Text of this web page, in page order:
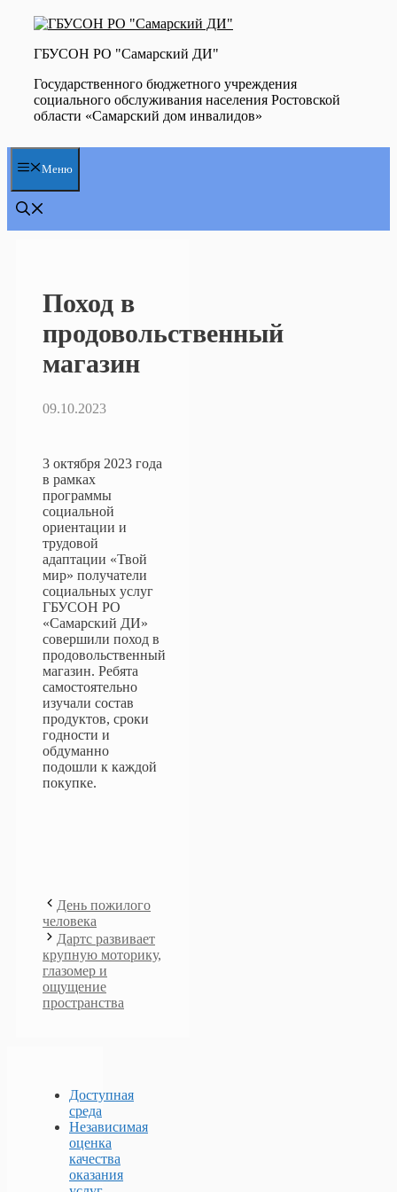
Перейти
содержимому
ГБУСОН РО "Самарский ДИ"
Государственного бюджетного учреждения
социального обслуживания населения Ростовской
области «Самарский дом инвалидов»
Меню
Поход в
продовольственный
магазин
09.10.2023
3 октября 2023 года
в рамках
программы
социальной
ориентации и
трудовой
адаптации «Твой
мир» получатели
социальных услуг
ГБУСОН РО
«Самарский ДИ»
совершили поход в
продовольственный
магазин. Ребята
самостоятельно
изучали состав
продуктов, сроки
годности и
обдуманно
подошли к каждой
покупке.
День пожилого
человека
Дартс развивает
крупную моторику,
глазомер и
ощущение
пространства
Доступная
среда
Независимая
оценка
качества
оказания